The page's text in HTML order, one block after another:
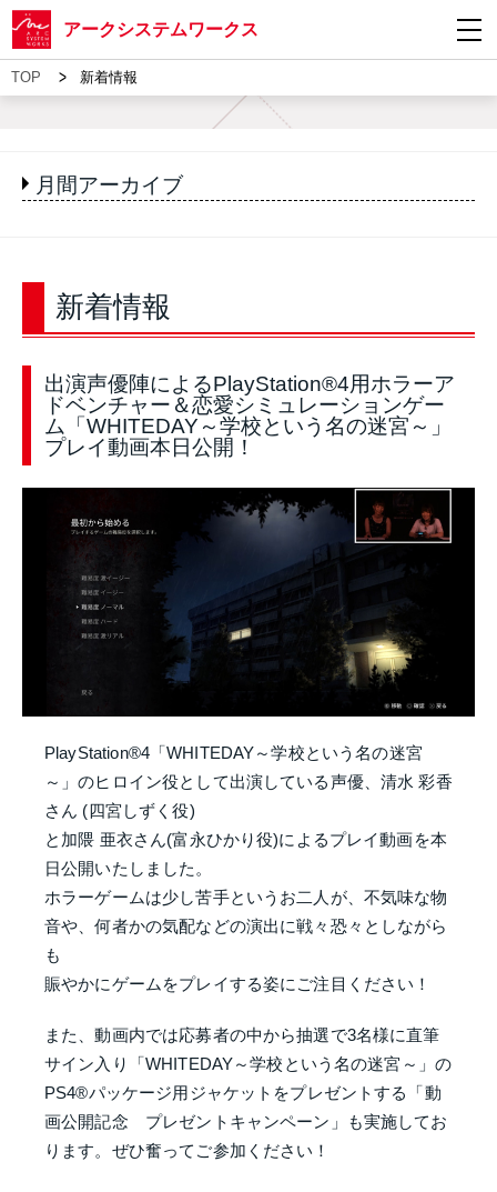
アークシステムワークス
TOP > 新着情報
月間アーカイブ
新着情報
出演声優陣によるPlayStation®4用ホラーア
ドベンチャー＆恋愛シミュレーションゲー
ム「WHITEDAY～学校という名の迷宮～」
プレイ動画本日公開！
PlayStation®4「WHITEDAY～学校という名の迷宮
～」のヒロイン役として出演している声優、清水 彩香
さん (四宮しずく役)
と加隈 亜衣さん(富永ひかり役)によるプレイ動画を本
日公開いたしました。
ホラーゲームは少し苦手というお二人が、不気味な物
音や、何者かの気配などの演出に戦々恐々としながら
も
賑やかにゲームをプレイする姿にご注目ください！
また、動画内では応募者の中から抽選で3名様に直筆
サイン入り「WHITEDAY～学校という名の迷宮～」の
PS4®パッケージ用ジャケットをプレゼントする「動
画公開記念 プレゼントキャンペーン」も実施してお
ります。ぜひ奮ってご参加ください！